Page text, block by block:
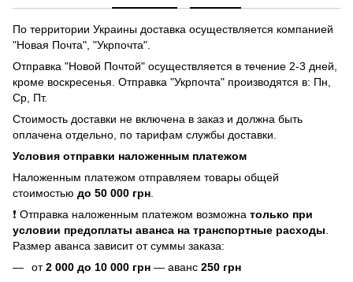
По территории Украины доставка осуществляется компанией
"Новая Почта", "Укрпочта".
Отправка "Новой Почтой" осуществляется в течение 2-3 дней,
кроме воскресенья. Отправка "Укрпочта" производятся в: Пн,
Ср, Пт.
Стоимость доставки не включена в заказ и должна быть
оплачена отдельно, по тарифам службы доставки.
Условия отправки наложенным платежом
Наложенным платежом отправляем товары общей
стоимостью до 50 000 грн
❗ Отправка наложенным платежом возможна только при
условии предоплаты аванса на транспортные расходы
Размер аванса зависит от суммы заказа:
от2 000 до 10 000 грн — аванс 250 грн